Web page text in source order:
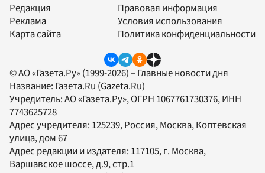
Редакция
Реклама
Карта сайта
Правовая информация
Условия использования
Политика конфиденциальности
© АО «Газета.Ру» (1999-2026) – Главные новости дня
Название: Газета.Ru (Gazeta.Ru)
Учредитель:АО «Газета.Ру», ОГРН 1067761730376, ИНН
7743625728
Адрес учредителя: 125239, Россия, Москва, Коптевская
улица, дом 67
Адрес редакции и издателя: 117105, г. Москва,
Варшавское шоссе, д.9, стр.1